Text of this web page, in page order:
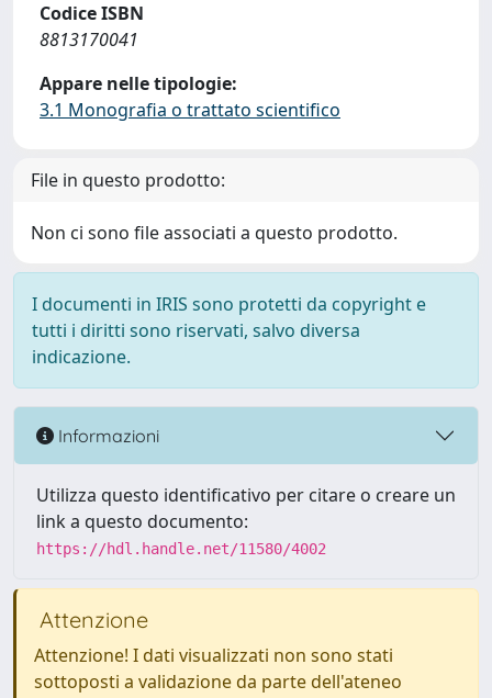
Codice ISBN
8813170041
Appare nelle tipologie:
3.1 Monografia o trattato scientifico
File in questo prodotto:
Non ci sono file associati a questo prodotto.
I documenti in IRIS sono protetti da copyright e
tutti i diritti sono riservati, salvo diversa
indicazione.
Informazioni
Utilizza questo identificativo per citare o creare un
link a questo documento:
https://hdl.handle.net/11580/4002
Attenzione
Attenzione! I dati visualizzati non sono stati
sottoposti a validazione da parte dell'ateneo